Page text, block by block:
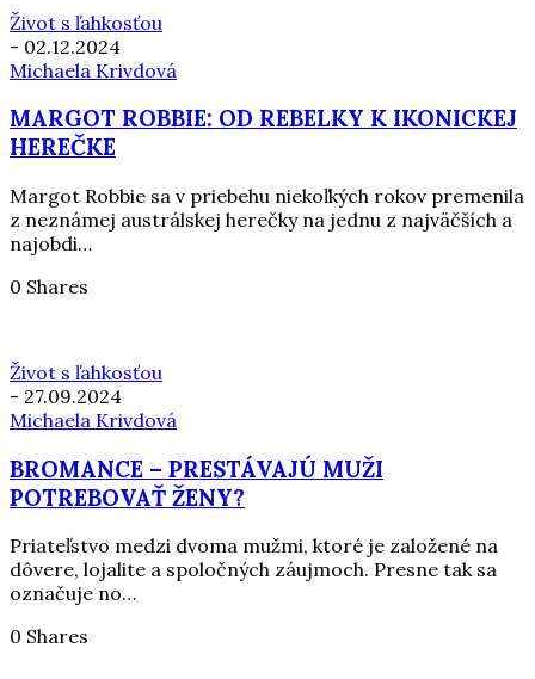
Život s ľahkosťou
- 02.12.2024
Michaela Krivdová
MARGOT ROBBIE: OD REBELKY K IKONICKEJ
HEREČKE
Margot Robbie sa v priebehu niekoľkých rokov premenila
z neznámej austrálskej herečky na jednu z najväčších a
najobdi…
0 Shares
Život s ľahkosťou
- 27.09.2024
Michaela Krivdová
BROMANCE – PRESTÁVAJÚ MUŽI
POTREBOVAŤ ŽENY?
Priateľstvo medzi dvoma mužmi, ktoré je založené na
dôvere, lojalite a spoločných záujmoch. Presne tak sa
označuje no…
0 Shares